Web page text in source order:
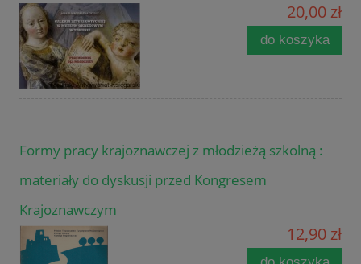
20,00 zł
do koszyka
Formy pracy krajoznawczej z młodzieżą szkolną :
materiały do dyskusji przed Kongresem
Krajoznawczym
12,90 zł